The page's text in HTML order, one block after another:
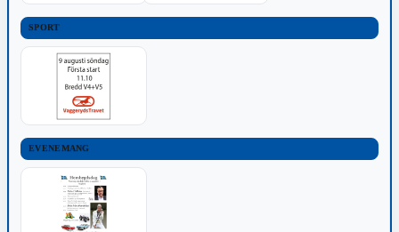
SPORT
EVENEMANG